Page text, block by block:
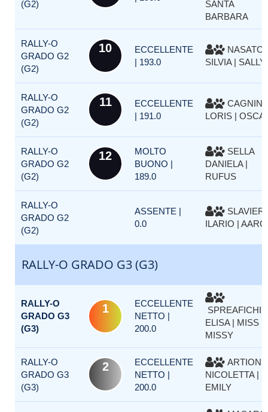
(G2)
SANTA
BARBARA
RALLY-O
GRADO G2
(G2)
10
ECCELLENTE
| 193.0
NASATO
SILVIA | SALLY
RALLY-O
GRADO G2
(G2)
11
ECCELLENTE
| 191.0
CAGNIN
LORIS |
RALLY-O
GRADO G2
(G2)
12
MOLTO
BUONO |
189.0
SELLA
DANIELA |
RUFUS
RALLY-O
GRADO G2
(G2)
ASSENTE |
0.0
ILARIO |
RALLY-O GRADO G3 (G3)
RALLY-O
GRADO G3
(G3)
1
ECCELLENTE
NETTO |
200.0
SPREAFICHI
ELISA | MISS
MISSY
RALLY-O
GRADO G3
(G3)
2
ECCELLENTE
NETTO |
200.0
ARTION
NICOLETTA |
EMILY